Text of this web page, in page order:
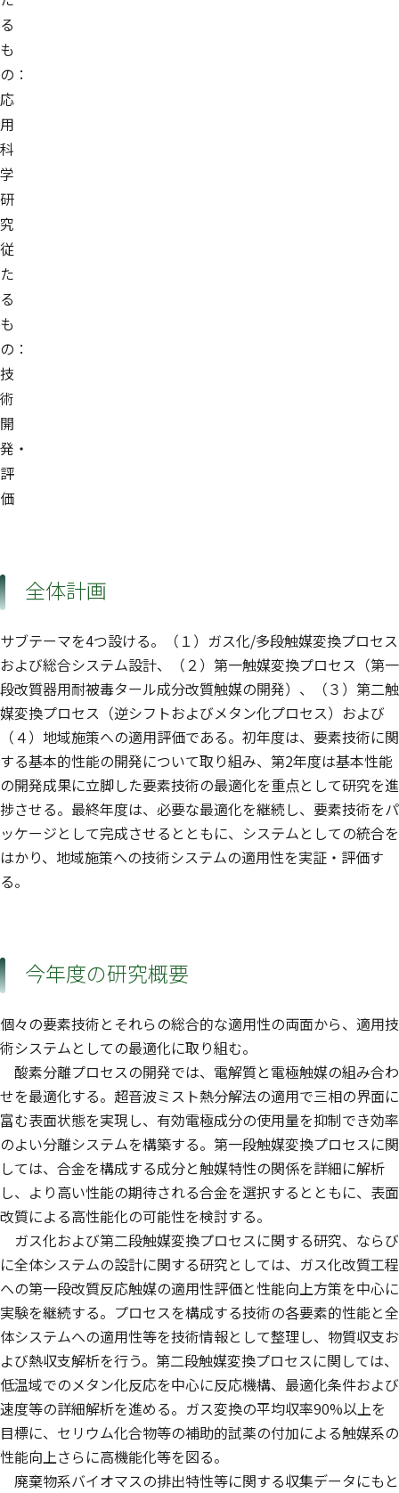
る
も
の：
応
用
科
学
研
究
従
た
る
も
の：
技
術
開
発・
評
価
全体計画
サブテーマを4つ設ける。（１）ガス化/多段触媒変換プロセス
および総合システム設計、（２）第一触媒変換プロセス（第一
段改質器用耐被毒タール成分改質触媒の開発）、（３）第二触
媒変換プロセス（逆シフトおよびメタン化プロセス）および
（４）地域施策への適用評価である。初年度は、要素技術に関
する基本的性能の開発について取り組み、第2年度は基本性能
の開発成果に立脚した要素技術の最適化を重点として研究を進
捗させる。最終年度は、必要な最適化を継続し、要素技術をパ
ッケージとして完成させるとともに、システムとしての統合を
はかり、地域施策への技術システムの適用性を実証・評価す
る。
今年度の研究概要
個々の要素技術とそれらの総合的な適用性の両面から、適用技
術システムとしての最適化に取り組む。
酸素分離プロセスの開発では、電解質と電極触媒の組み合わ
せを最適化する。超音波ミスト熱分解法の適用で三相の界面に
富む表面状態を実現し、有効電極成分の使用量を抑制でき効率
のよい分離システムを構築する。第一段触媒変換プロセスに関
しては、合金を構成する成分と触媒特性の関係を詳細に解析
し、より高い性能の期待される合金を選択するとともに、表面
改質による高性能化の可能性を検討する。
ガス化および第二段触媒変換プロセスに関する研究、ならび
に全体システムの設計に関する研究としては、ガス化改質工程
への第一段改質反応触媒の適用性評価と性能向上方策を中心に
実験を継続する。プロセスを構成する技術の各要素的性能と全
体システムへの適用性等を技術情報として整理し、物質収支お
よび熱収支解析を行う。第二段触媒変換プロセスに関しては、
低温域でのメタン化反応を中心に反応機構、最適化条件および
速度等の詳細解析を進める。ガス変換の平均収率90%以上を
目標に、セリウム化合物等の補助的試薬の付加による触媒系の
性能向上さらに高機能化等を図る。
廃棄物系バイオマスの排出特性等に関する収集データにもと